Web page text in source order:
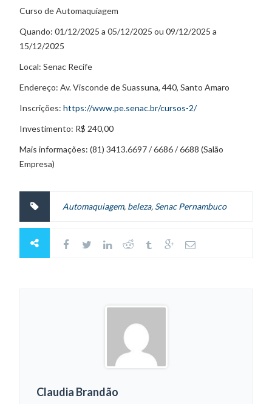
Curso de Automaquiagem
Quando: 01/12/2025 a 05/12/2025 ou 09/12/2025 a
15/12/2025
Local: Senac Recife
Endereço: Av. Visconde de Suassuna, 440, Santo Amaro
Inscrições:https://www.pe.senac.br/cursos-2/
Investimento: R$ 240,00
Mais informações: (81) 3413.6697 / 6686 / 6688 (Salão
Empresa)
Automaquiagem, beleza, Senac Pernambuco
Claudia Brandão